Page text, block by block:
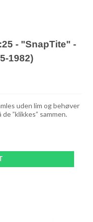
- "SnapTite" -
1982)
uden lim og behøver
”klikkes” sammen.